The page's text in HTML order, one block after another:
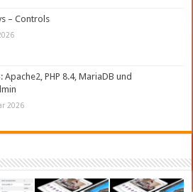
– Controls
Apache2, PHP 8.4, MariaDB und
2026